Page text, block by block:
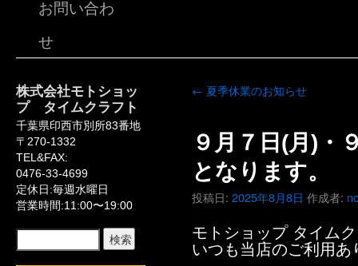
お問い合わ
せ
株式会社モトショッ
プ タイムクラフト
千葉県印西市別所83番地
〒270-1332
TEL&FAX:
0476-33-4699
定休日:毎週水曜日
営業時間:11:00〜19:00
← 夏季休業のお知らせ
９月７日(月)・
となります。
投稿日: 2025年8月8日 作成者:
モトショップ タイム
いつも当店のご利用